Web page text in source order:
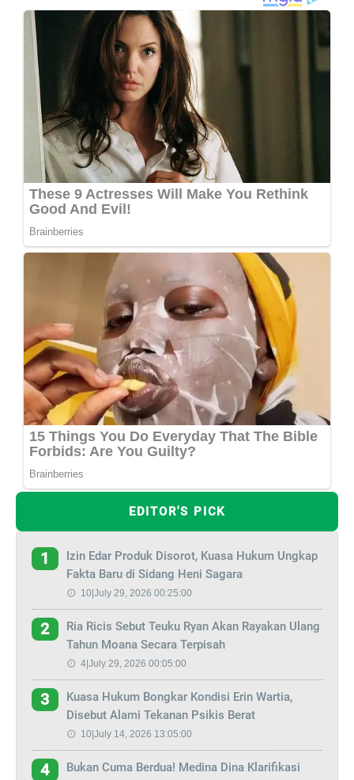
EDITOR'S PICK
1
Izin Edar Produk Disorot, Kuasa Hukum Ungkap
Fakta Baru di Sidang Heni Sagara
10|July 29, 2026 00:25:00
2
Ria Ricis Sebut Teuku Ryan Akan Rayakan Ulang
Tahun Moana Secara Terpisah
4|July 29, 2026 00:05:00
3
Kuasa Hukum Bongkar Kondisi Erin Wartia,
Disebut Alami Tekanan Psikis Berat
10|July 14, 2026 13:05:00
4
Bukan Cuma Berdua! Medina Dina Klarifikasi